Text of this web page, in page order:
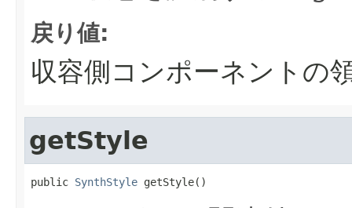
戻り値:
収容側コンポーネントの
getStyle
public SynthStyle getStyle()